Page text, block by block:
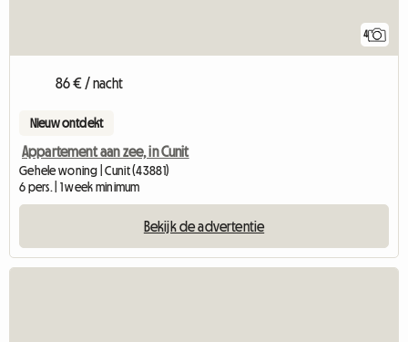
4
86 € / nacht
Nieuw ontdekt
Appartement aan zee, in Cunit
Gehele woning | Cunit (43881)
6 pers. | 1 week minimum
Bekijk de advertentie